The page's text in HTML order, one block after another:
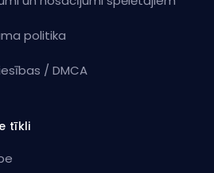
politika
/ DMCA
tīkli